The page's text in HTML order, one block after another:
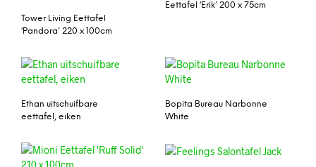
Tower Living Eettafel
‘Pandora’ 220 x 100cm
Eettafel ‘Erik’ 200 x 75cm
Ethan uitschuifbare
eettafel, eiken
Bopita Bureau Narbonne
White